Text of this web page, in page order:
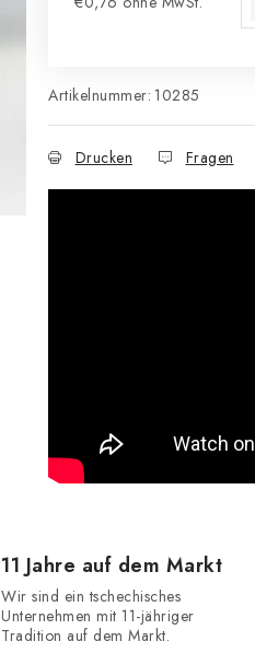
Artikelnummer: 10285
Drucken Fragen
11 Jahre auf dem Markt
Wir sind ein tschechisches
Unternehmen mit 11-jähriger
Tradition auf dem Markt.